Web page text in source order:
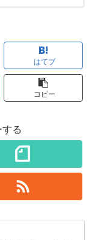
はてブ
コピー
る